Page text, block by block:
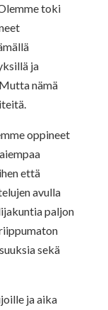
toki
ja
nämä
oppineet
että
avulla
paljon
sekä
ja aika